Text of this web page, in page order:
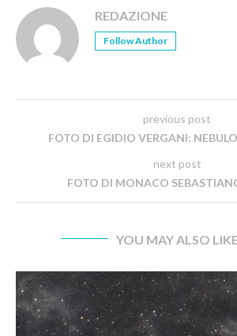
REDAZIONE
Follow Author
previous post
FOTO DI EGIDIO VERGANI:
next post
FOTO DI MONACO
YOU MAY ALSO